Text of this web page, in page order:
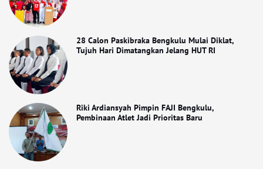
28 Calon Paskibraka Bengkulu Mulai Diklat,
Tujuh Hari Dimatangkan Jelang HUT RI
Riki Ardiansyah Pimpin FAJI Bengkulu,
Pembinaan Atlet Jadi Prioritas Baru